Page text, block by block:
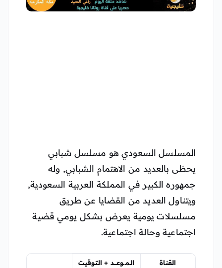
المسلسل السعودي هو مسلسل شبابي
يحظى بالعديد من الاهتمام الشبابي, وله
جمهوره الكبير في المملكة العربية السعودية,
ويتناول العديد من القضايا عن طريق
مسلسلات يومية يعرض بشكل يومي قضية
اجتماعية وحالة اجتماعية.
القناة الـمـــوعـــــد + التـوقيت